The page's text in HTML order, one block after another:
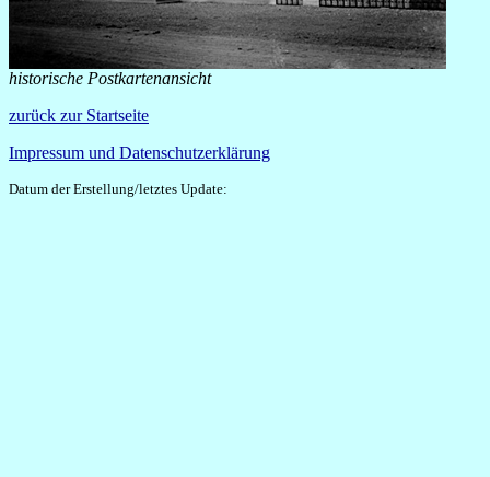
historische Postkartenansicht
zurück zur Startseite
Impressum und Datenschutzerklärung
Datum der Erstellung/letztes Update: